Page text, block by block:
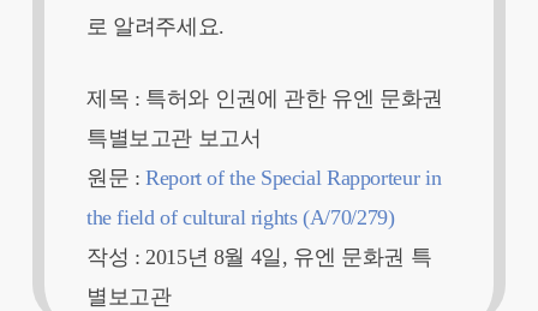
로 알려주세요.
제목 : 특허와 인권에 관한 유엔 문화권
특별보고관 보고서
원문 :Report of the Special Rapporteur in
the field of cultural rights (A/70/279)
작성 : 2015년 8월 4일, 유엔 문화권 특
별보고관